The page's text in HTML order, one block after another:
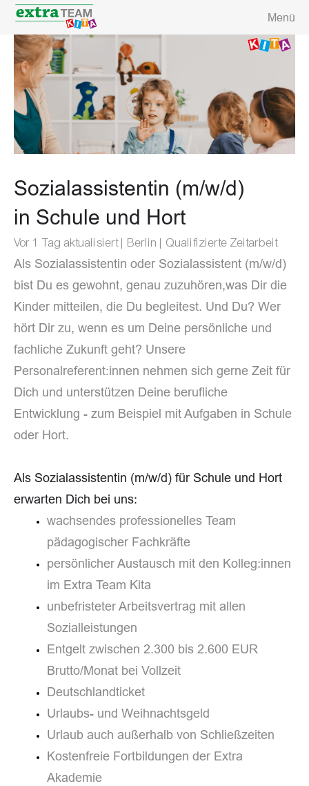
Menü
Sozialassistentin (m/w/d)
in Schule und Hort
Vor 1 Tag aktualisiert |Berlin |Qualifizierte Zeitarbeit
Als Sozialassistentin oder Sozialassistent (m/w/d)
bist Du es gewohnt, genau zuzuhören,was Dir die
Kinder mitteilen, die Du begleitest. Und Du? Wer
hört Dir zu, wenn es um Deine persönliche und
fachliche Zukunft geht? Unsere
Personalreferent:innen nehmen sich gerne Zeit für
Dich und unterstützen Deine berufliche
Entwicklung - zum Beispiel mit Aufgaben in Schule
oder Hort.
Als Sozialassistentin (m/w/d) für Schule und Hort
erwarten Dich bei uns:
wachsendes professionelles Team
pädagogischer Fachkräfte
persönlicher Austausch mit den Kolleg:innen
im Extra Team Kita
unbefristeter Arbeitsvertrag mit allen
Sozialleistungen
Entgelt zwischen 2.300 bis 2.600 EUR
Brutto/Monat bei Vollzeit
Deutschlandticket
Urlaubs- und Weihnachtsgeld
Urlaub auch außerhalb von Schließzeiten
Kostenfreie Fortbildungen der Extra
Akademie